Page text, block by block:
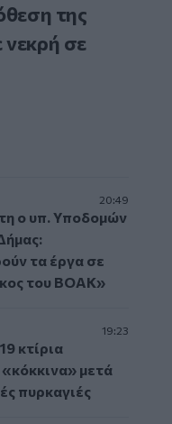
της
νεκρή σε
20:49
ο υπ. Υποδομών
τα έργα σε
του ΒΟΑΚ»
19:23
κτίρια
μετά
πυρκαγιές